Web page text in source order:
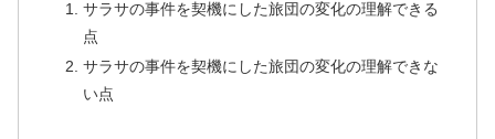
サラサの事件を契機にした旅団の変化の理解できる
点
サラサの事件を契機にした旅団の変化の理解できな
い点